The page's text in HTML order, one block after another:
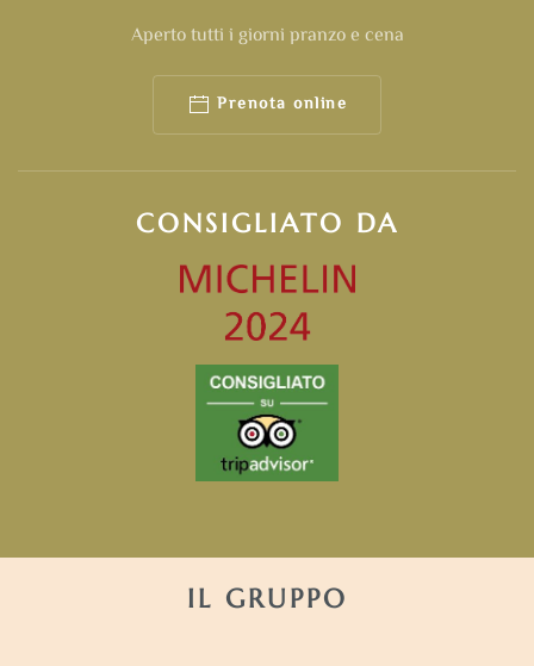
Aperto tutti i giorni pranzo e cena
Prenota online
CONSIGLIATO DA
IL GRUPPO